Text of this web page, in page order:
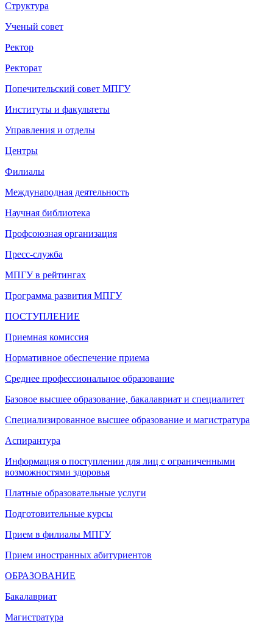
Структура
Ученый совет
Ректор
Ректорат
Попечительский совет МПГУ
Институты и факультеты
Управления и отделы
Центры
Филиалы
Международная деятельность
Научная библиотека
Профсоюзная организация
Пресс-служба
МПГУ в рейтингах
Программа развития МПГУ
ПОСТУПЛЕНИЕ
Приемная комиссия
Нормативное обеспечение приема
Среднее профессиональное образование
Базовое высшее образование, бакалавриат и специалитет
Специализированное высшее образование и магистратура
Аспирантура
Информация о поступлении для лиц с ограниченными
возможностями здоровья
Платные образовательные услуги
Подготовительные курсы
Прием в филиалы МПГУ
Прием иностранных абитуриентов
ОБРАЗОВАНИЕ
Бакалавриат
Магистратура